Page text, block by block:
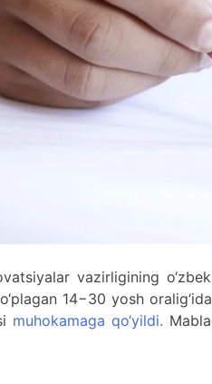
vazirligining
14−30 yosh
muhokamaga qo‘yildi.